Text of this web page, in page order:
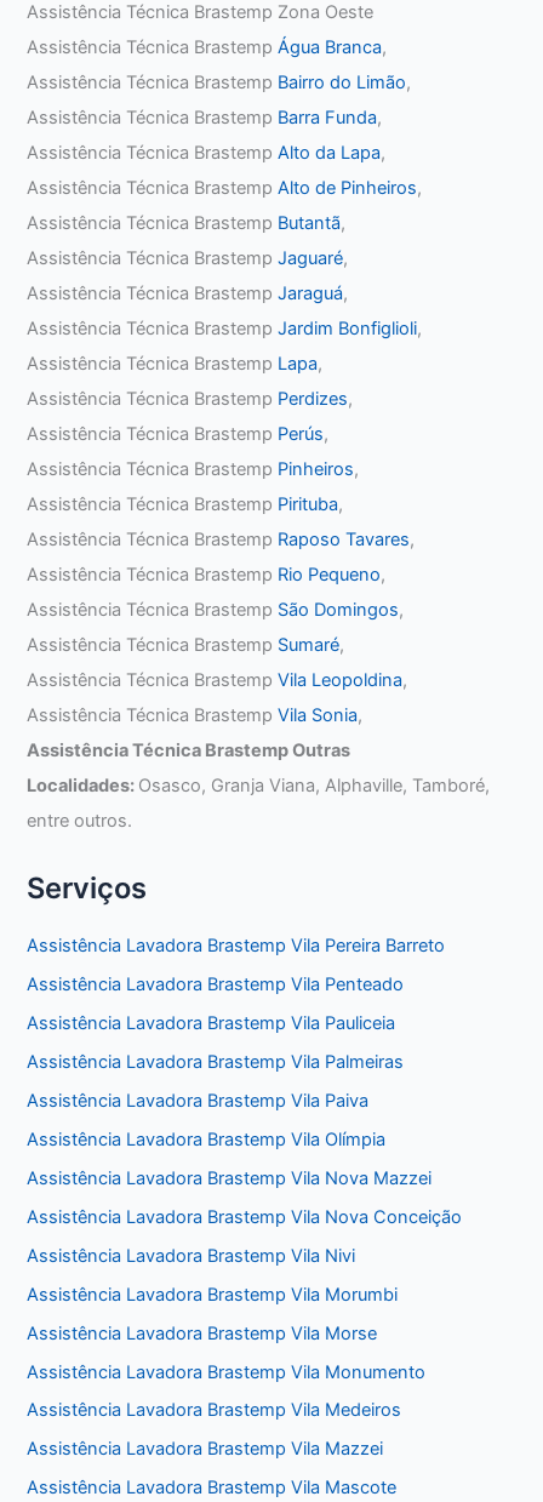
Assistência Técnica Brastemp Zona Oeste
Assistência Técnica BrastempÁgua Branca,
Assistência Técnica Brastemp Bairro do Limão,
Assistência Técnica Brastemp Barra Funda,
Assistência Técnica BrastempAlto da Lapa,
Assistência Técnica BrastempAlto de Pinheiros,
Assistência Técnica Brastemp Butantã,
Assistência Técnica BrastempJaguaré,
Assistência Técnica BrastempJaraguá,
Assistência Técnica BrastempJardim Bonfiglioli,
Assistência Técnica Brastemp Lapa,
Assistência Técnica Brastemp Perdizes,
Assistência Técnica Brastemp Perús,
Assistência Técnica Brastemp Pinheiros,
Assistência Técnica Brastemp Pirituba,
Assistência Técnica Brastemp Raposo Tavares,
Assistência Técnica Brastemp Rio Pequeno,
Assistência Técnica Brastemp São Domingos,
Assistência Técnica Brastemp Sumaré,
Assistência Técnica BrastempVila Leopoldina,
Assistência Técnica BrastempVila Sonia,
Assistência Técnica Brastemp Outras
Localidades: Osasco, Granja Viana, Alphaville, Tamboré,
entre outros.
Serviços
Assistência Lavadora Brastemp Vila Pereira Barreto
Assistência Lavadora Brastemp Vila Penteado
Assistência Lavadora Brastemp Vila Pauliceia
Assistência Lavadora Brastemp Vila Palmeiras
Assistência Lavadora Brastemp Vila Paiva
Assistência Lavadora Brastemp Vila Olímpia
Assistência Lavadora Brastemp Vila Nova Mazzei
Assistência Lavadora Brastemp Vila Nova Conceição
Assistência Lavadora Brastemp Vila Nivi
Assistência Lavadora Brastemp Vila Morumbi
Assistência Lavadora Brastemp Vila Morse
Assistência Lavadora Brastemp Vila Monumento
Assistência Lavadora Brastemp Vila Medeiros
Assistência Lavadora Brastemp Vila Mazzei
Assistência Lavadora Brastemp Vila Mascote